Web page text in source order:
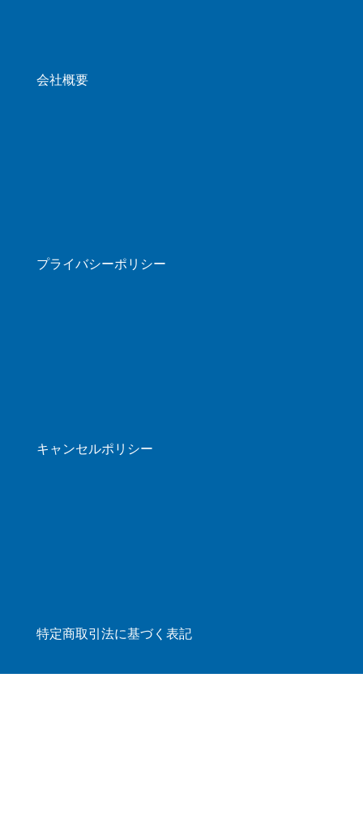
会社概要
プライバシーポリシー
キャンセルポリシー
特定商取引法に基づく表記